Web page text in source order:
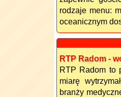
rodzaje menu:
oceanicznym
RTP Radom -
RTP Radom to
miarę
branży